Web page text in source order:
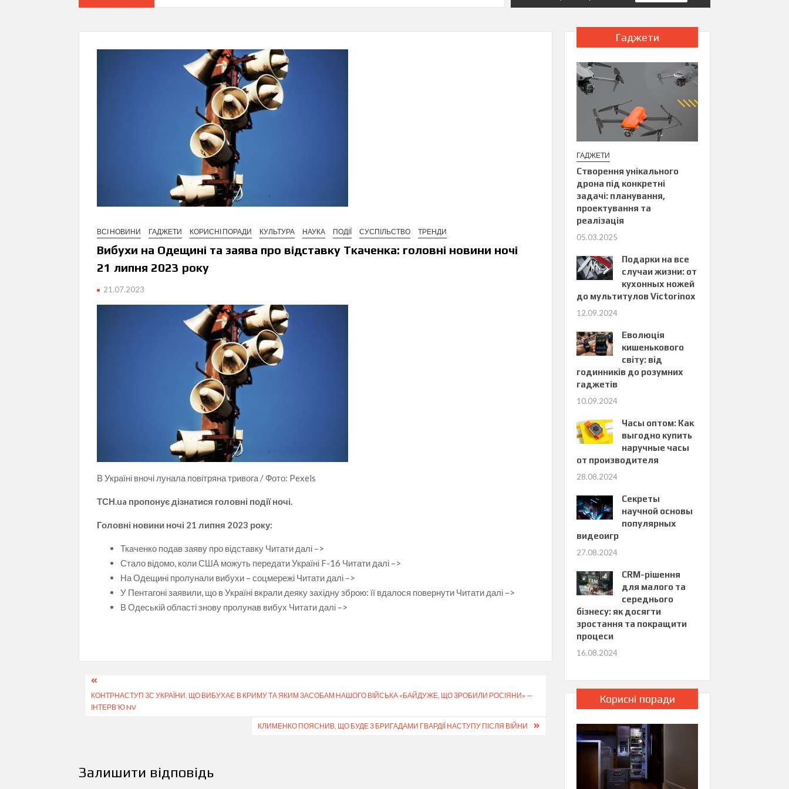
ВСІ НОВИНИ ГАДЖЕТИ КОРИСНІ ПОРАДИ КУЛЬТУРА НАУКА ПОДІЇ СУСПІЛЬСТВО ТРЕНДИ
Вибухи на Одещині та заява про відставку Ткаченка: головні новини ночі
21 липня 2023 року
21.07.2023
В Україні вночі лунала повітряна тривога / Фото: Pexels
ТСН.ua пропонує дізнатися головні події ночі.
Головні новини ночі 21 липня 2023 року:
Ткаченко подав заяву про відставку Читати далі –>
Стало відомо, коли США можуть передати Україні F-16 Читати далі –>
На Одещині пролунали вибухи – соцмережі Читати далі –>
У Пентагоні заявили, що в Україні вкрали деяку західну зброю: її вдалося повернути Читати далі –>
В Одеській області знову пролунав вибух Читати далі –>
Навігація
записів
КОНТРНАСТУП ЗС УКРАЇНИ. ЩО ВИБУХАЄ В КРИМУ ТА ЯКИМ ЗАСОБАМ НАШОГО ВІЙСЬКА «БАЙДУЖЕ, ЩО ЗРОБИЛИ РОСІЯНИ» —
ІНТЕРВ’Ю NV
КЛИМЕНКО ПОЯСНИВ, ЩО БУДЕ З БРИГАДАМИ ГВАРДІЇ НАСТУПУ ПІСЛЯ ВІЙНИ
Залишити відповідь
Гаджети
ГАДЖЕТИ
Створення унікального
дрона під конкретні
задачі: планування,
проектування та
реалізація
05.03.2025
Подарки на все
случаи жизни: от
кухонных ножей
до мультитулов Victorinox
12.09.2024
Еволюція
кишенькового
світу: від
годинників до розумних
гаджетів
10.09.2024
Часы оптом: Как
выгодно купить
наручные часы
от производителя
28.08.2024
Секреты
научной основы
популярных
видеоигр
27.08.2024
CRM-рішення
для малого та
середнього
бізнесу: як досягти
зростання та покращити
процеси
16.08.2024
Корисні поради